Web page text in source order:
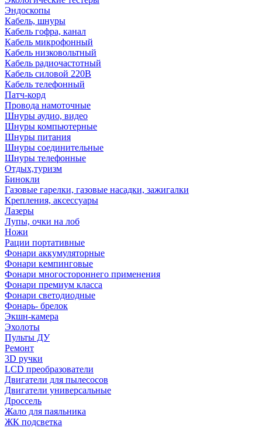
Эндоскопы
Кабель, шнуры
Кабель гофра, канал
Кабель микрофонный
Кабель низковольтный
Кабель радиочастотный
Кабель силовой 220В
Кабель телефонный
Патч-корд
Провода намоточные
Шнуры аудио, видео
Шнуры компьютерные
Шнуры питания
Шнуры соединительные
Шнуры телефонные
Отдых,туризм
Бинокли
Газовые гарелки, газовые насадки, зажигалки
Крепления, аксессуары
Лазеры
Лупы, очки на лоб
Ножи
Рации портативные
Фонари аккумуляторные
Фонари кемпинговые
Фонари многостороннего применения
Фонари премиум класса
Фонари светодиодные
Фонарь- брелок
Экшн-камера
Эхолоты
Пульты ДУ
Ремонт
3D ручки
LCD преобразователи
Двигатели для пылесосов
Двигатели универсальные
Дроссель
Жало для паяльника
ЖК подсветка